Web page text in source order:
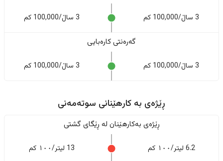
3 ساڵ/100,000 کم 3 ساڵ/100,000 کم
گەرەنتی کارەبایی
3 ساڵ/100,000 کم 3 ساڵ/100,000 کم
ڕێژەى به کارهێنانی سوتەمەنی
ڕێژەى بەکارهێنان له ڕێگای گشتی
6.2 لیتر/١٠٠ کم 13 لیتر/١٠٠ کم